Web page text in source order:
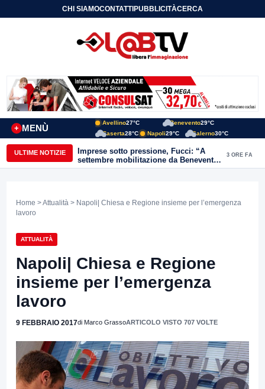
CHI SIAMOCONTATTIPUBBLICITÀCERCA
MENÙ
+
Avellino27°C Benevento29°C
Caserta28°C Napoli29°C Salerno30°C
ULTIME NOTIZIE
Imprese sotto pressione, Fucci: “A
settembre mobilitazione da Benevento
e Avellino”
3 ORE FA
Home >Attualità > Napoli| Chiesa e Regione insieme per l’emergenza
lavoro
ATTUALITÀ
Napoli| Chiesa e Regione
insieme per l’emergenza
lavoro
9 FEBBRAIO 2017di Marco GrassoARTICOLO VISTO 707 VOLTE